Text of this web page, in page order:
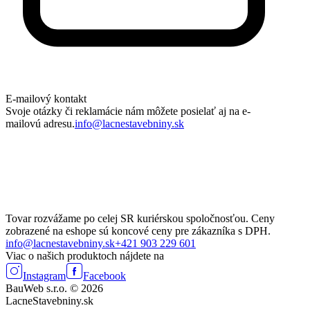
E-mailový kontakt
Svoje otázky či reklamácie nám môžete posielať aj na e-
mailovú adresu.info@lacnestavebniny.sk
Tovar rozvážame po celej SR kuriérskou spoločnosťou. Ceny
zobrazené na eshope sú koncové ceny pre zákazníka s DPH.
info@lacnestavebniny.sk+421 903 229 601
Viac o našich produktoch nájdete na
Instagram
Facebook
BauWeb s.r.o. © 2026
LacneStavebniny.sk